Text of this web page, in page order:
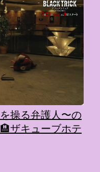
操る弁護人〜の
ザキューブホテ